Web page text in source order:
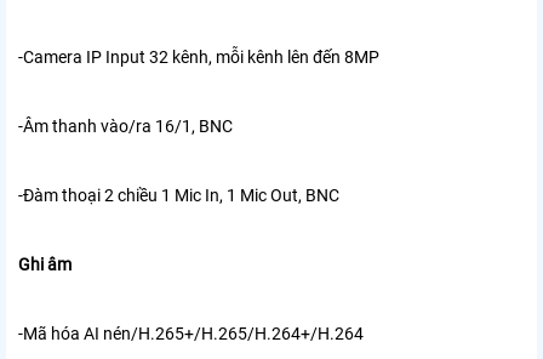
-Camera IP Input 32 kênh, mỗi kênh lên đến 8MP
-Âm thanh vào/ra 16/1, BNC
-Đàm thoại 2 chiều 1 Mic In, 1 Mic Out, BNC
Ghi âm
-Mã hóa AI nén/H.265+/H.265/H.264+/H.264